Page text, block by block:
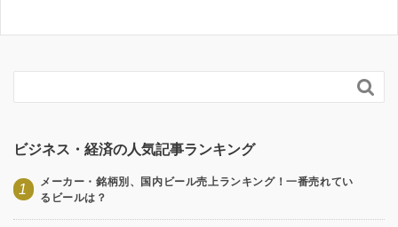

ビジネス・経済の人気記事ランキング
1
メーカー・銘柄別、国内ビール売上ランキング！一番売れてい
るビールは？